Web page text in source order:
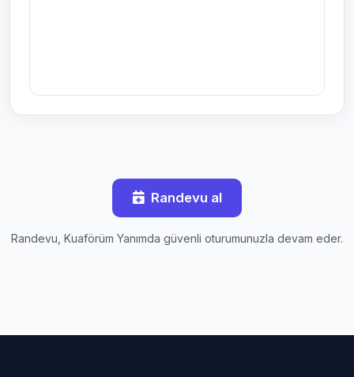
Randevu al
Randevu, Kuaförüm Yanımda güvenli oturumunuzla devam eder.